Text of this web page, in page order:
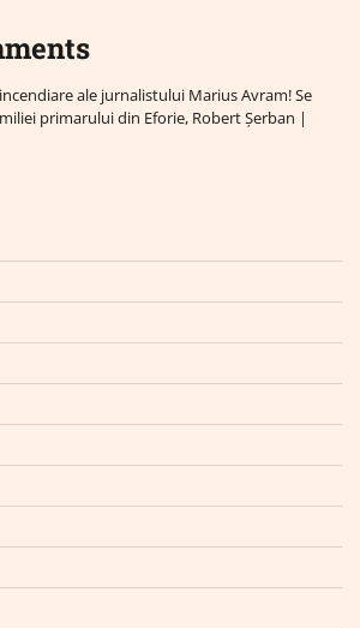
ale jurnalistului Marius Avram! Se
primarului din Eforie, Robert Șerban |